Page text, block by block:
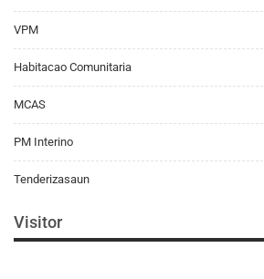
VPM
Habitacao Comunitaria
MCAS
PM Interino
Tenderizasaun
Visitor